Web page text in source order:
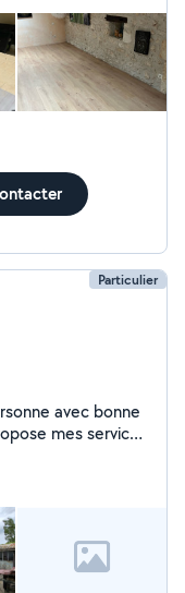
il daigne
moitié du
donner une
janvier 2024) .
sont pas fait,
Il ne répond
malhonnête.
Particulier
avec bonne
mes services
le jardinage,
massages